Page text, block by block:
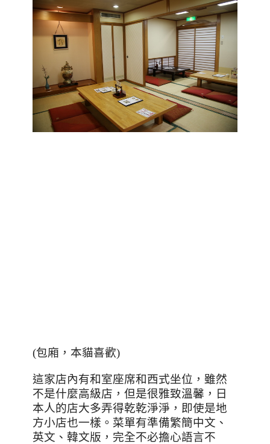
(包廂，本貓喜歡)
這家店內有和室座席和西式坐位，雖然
不是什麼高級店，但是很雅致溫馨，日
本人的店大多弄得乾乾淨淨，即使是地
方小店也一樣。菜單有準備繁簡中文、
英文、韓文版，完全不必擔心語言不